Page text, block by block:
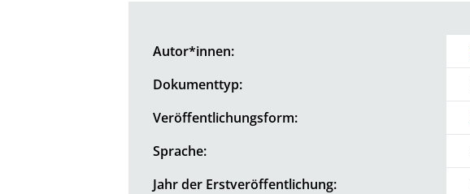
Autor*innen:
Dokumenttyp:
Veröffentlichungsform:
Sprache:
Jahr der Erstveröffentlichung: